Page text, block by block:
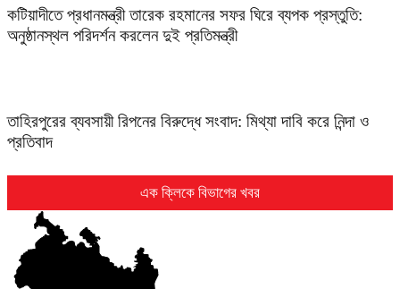
কটিয়াদীতে প্রধানমন্ত্রী তারেক রহমানের সফর ঘিরে ব্যপক প্রস্তুতি:
অনুষ্ঠানস্থল পরিদর্শন করলেন দুই প্রতিমন্ত্রী
তাহিরপুরের ব্যবসায়ী রিপনের বিরুদ্ধে সংবাদ: মিথ্যা দাবি করে নিন্দা ও
প্রতিবাদ
এক ক্লিকে বিভাগের খবর